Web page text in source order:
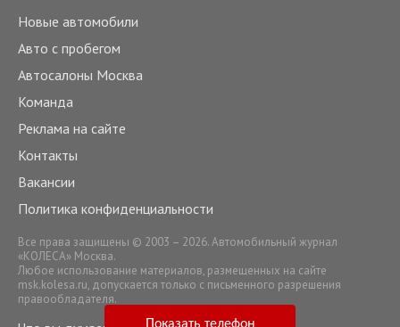
Новые автомобили
Авто с пробегом
Автосалоны Москва
Команда
Реклама на сайте
Контакты
Вакансии
Политика конфиденциальности
Все права защищены © 2003 – 2026. Автомобильный журнал
«КОЛЕСА» Москва.
Любое использование материалов, размещенных на сайте
msk.kolesa.ru, допускается только с письменного разрешения
правообладателя.